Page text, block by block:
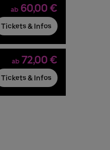
ab 60,00 €
Tickets & Infos
ab 72,00 €
Tickets & Infos